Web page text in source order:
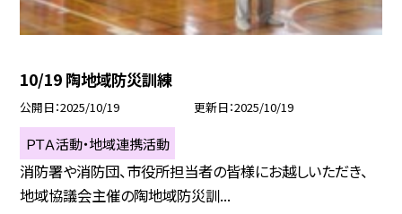
10/19 陶地域防災訓練
公開日 2025/10/19 更新日 2025/10/19
ＰＴＡ活動・地域連携活動
消防署や消防団、市役所担当者の皆様にお越しいただき、
地域協議会主催の陶地域防災訓...